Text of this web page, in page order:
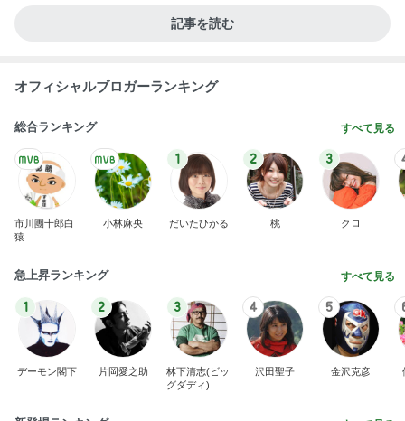
記事を読む
オフィシャルブロガーランキング
総合ランキング すべて見る
市川團十郎白
猿
小林麻央
1
だいたひかる
2
桃
3
クロ
急上昇ランキング すべて見る
1
デーモン閣下
2
片岡愛之助
3
林下清志(ビッ
グダディ)
4
沢田聖子
5
金沢克彦